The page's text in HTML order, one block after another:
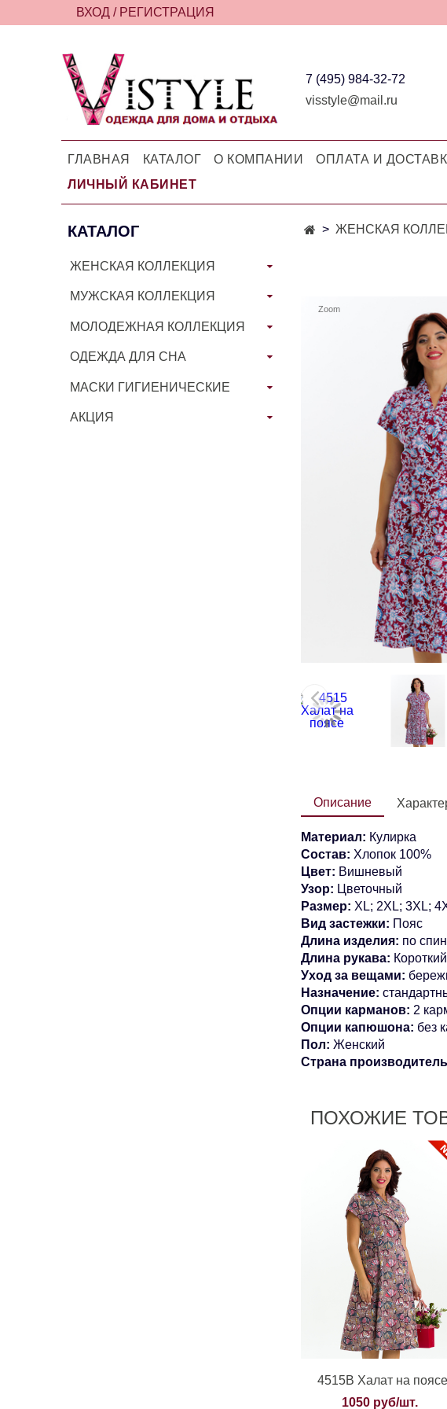
ВХОД / РЕГИСТРАЦИЯ
7 (495) 984-32-72
visstyle@mail.ru
ГЛАВНАЯ КАТАЛОГ О КОМПАНИИ ОПЛАТА И
ЛИЧНЫЙ КАБИНЕТ
ЖЕНСКАЯ
Zoom
Описание
Материал: Кулирка
Состав: Хлопок 100%
Цвет: Вишневый
Узор: Цветочный
Размер: XL; 2XL; 3XL;
Вид застежки: Пояс
Длина изделия: по
Длина рукава:
Уход за вещами:
Назначение:
Опции карманов: 2
Опции капюшона: без
Пол: Женский
Страна
ПОХОЖИЕ
4515В Халат на поясе
1050 руб/шт.
КАТАЛОГ
ЖЕНСКАЯ КОЛЛЕКЦИЯ
МУЖСКАЯ КОЛЛЕКЦИЯ
МОЛОДЕЖНАЯ КОЛЛЕКЦИЯ
ОДЕЖДА ДЛЯ СНА
МАСКИ ГИГИЕНИЧЕСКИЕ
АКЦИЯ